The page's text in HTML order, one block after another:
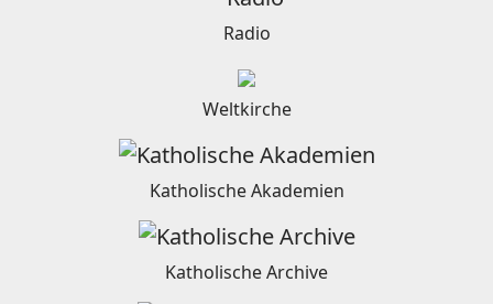
Radio
Weltkirche
Katholische Akademien
Katholische Archive